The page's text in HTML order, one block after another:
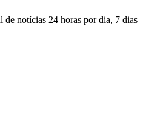
de notícias 24 horas por dia, 7 dias